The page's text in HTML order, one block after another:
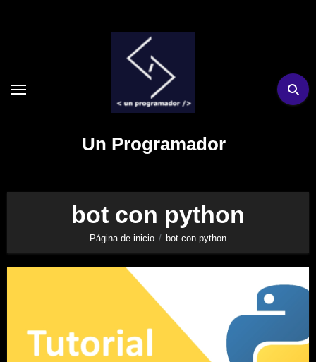
Un Programador
bot con python
Página de inicio bot con python